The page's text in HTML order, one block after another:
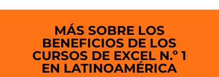
MÁS SOBRE LOS
BENEFICIOS DE LOS
CURSOS DE EXCEL N.º 1
EN LATINOAMÉRICA